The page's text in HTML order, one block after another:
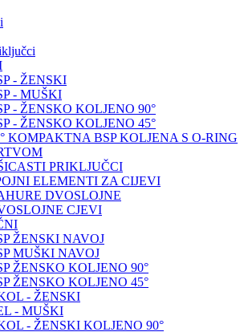
- ŽENSKI
- MUŠKI
- ŽENSKO KOLJENO 90°
- ŽENSKO KOLJENO 45°
KOMPAKTNA BSP KOLJENA S O-RING
PRIKLJUČCI
ELEMENTI ZA CIJEVI
DVOSLOJNE
CJEVI
ŽENSKI NAVOJ
MUŠKI NAVOJ
ŽENSKO KOLJENO 90°
ŽENSKO KOLJENO 45°
- ŽENSKI
- MUŠKI
- ŽENSKI KOLJENO 90°